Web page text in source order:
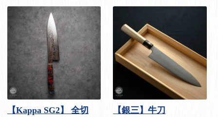
【Kappa SG2】 全切
【銀三】牛刀